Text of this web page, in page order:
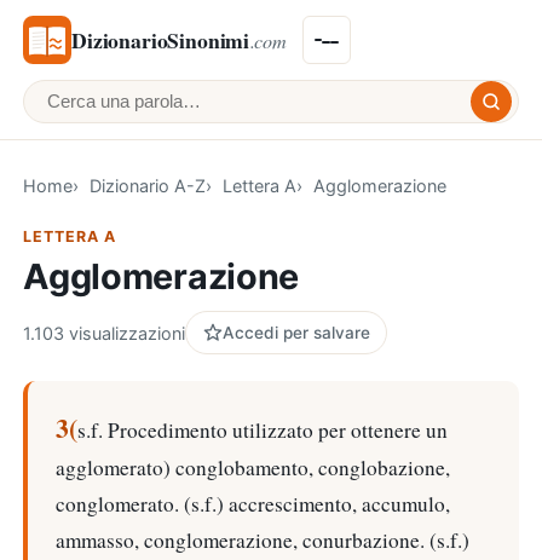
DizionarioSinonimi.com
Cerca una parola
Home Dizionario A-Z Lettera A Agglomerazione
LETTERA A
Agglomerazione
1.103 visualizzazioni Accedi per salvare
3(s.f. Procedimento utilizzato per ottenere un
agglomerato) conglobamento, conglobazione,
conglomerato. (s.f.) accrescimento, accumulo,
ammasso, conglomerazione, conurbazione. (s.f.)